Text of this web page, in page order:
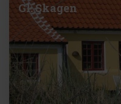
Gl. Skagen